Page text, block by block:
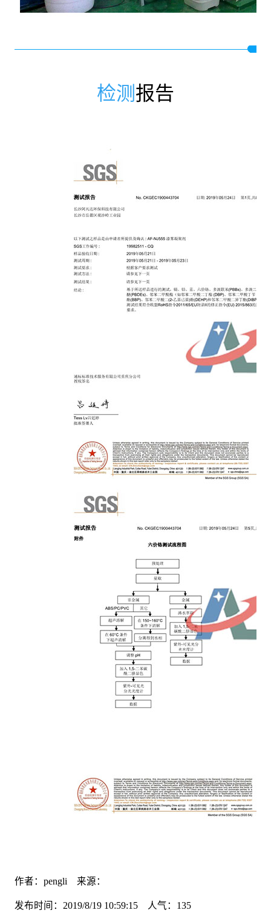
检测报告
作者：pengli 来源：
发布时间：2019/8/19 10:59:15 人气： 135